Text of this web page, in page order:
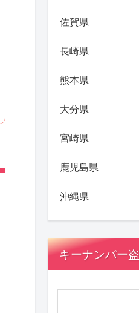
佐賀県
長崎県
熊本県
大分県
宮崎県
鹿児島県
沖縄県
キーナンバー